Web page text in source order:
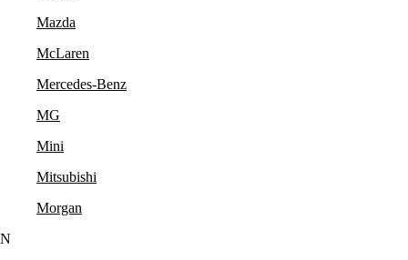
Mazda
McLaren
Mercedes-Benz
MG
Mini
Mitsubishi
Morgan
N